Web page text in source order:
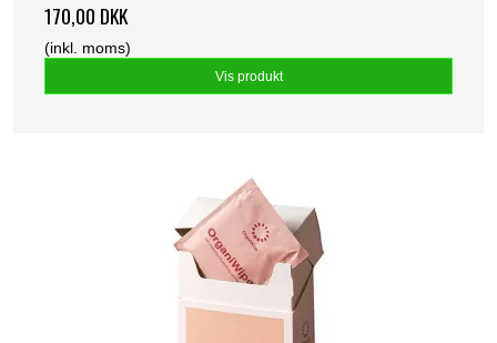
170,00 DKK
(inkl. moms)
Vis produkt